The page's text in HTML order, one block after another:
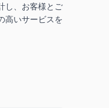
し、お客様とご
高いサービスを